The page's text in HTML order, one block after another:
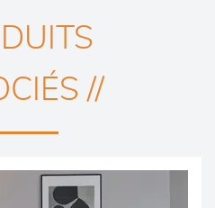
//